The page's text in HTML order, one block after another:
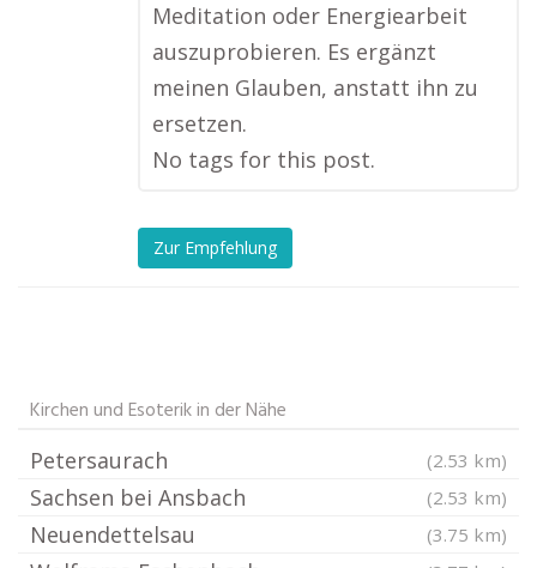
Meditation oder Energiearbeit
auszuprobieren. Es ergänzt
meinen Glauben, anstatt ihn zu
ersetzen.
No tags for this post.
Zur Empfehlung
Kirchen und Esoterik in der Nähe
Petersaurach (2.53 km)
Sachsen bei Ansbach (2.53 km)
Neuendettelsau (3.75 km)